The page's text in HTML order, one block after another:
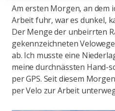
Am ersten Morgen, an dem
Arbeit fuhr, war es dunkel,
Der Menge der unbeirrten
gekennzeichneten
ab. Ich musste eine
meine durchnässten Hand-
per GPS. Seit diesem
per Velo zur Arbeit